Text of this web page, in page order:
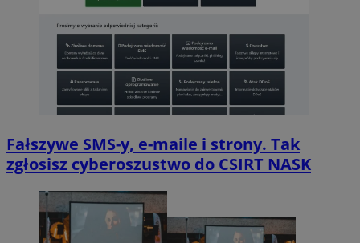
Fałszywe SMS-y, e-maile i strony. Tak
zgłosisz cyberoszustwo do CSIRT NASK